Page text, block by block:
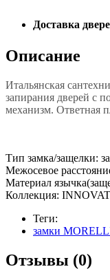
Доставка
Описание
Итальянская
запирания дверей с
механизм. Ответная
Тип замка/защелки:
Межосевое
Материал
Коллекция:
Теги:
замки
Отзывы (0)